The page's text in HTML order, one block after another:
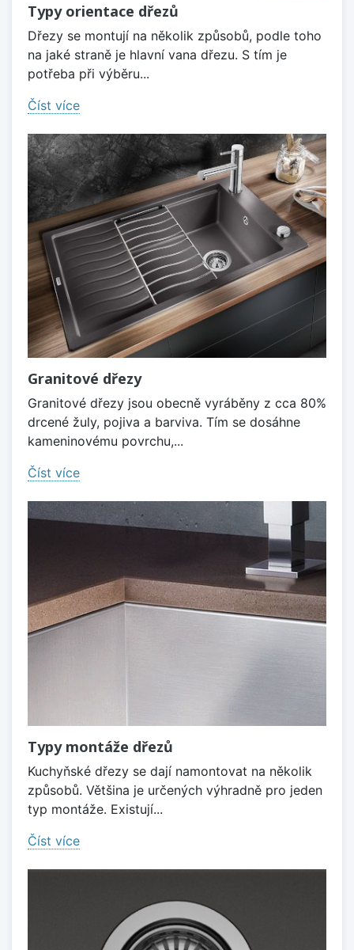
Typy orientace dřezů
Dřezy se montují na několik způsobů, podle toho
na jaké straně je hlavní vana dřezu. S tím je
potřeba při výběru...
Číst více
Granitové dřezy
Granitové dřezy jsou obecně vyráběny z cca 80%
drcené žuly, pojiva a barviva. Tím se dosáhne
kameninovému povrchu,...
Číst více
Typy montáže dřezů
Kuchyňské dřezy se dají namontovat na několik
způsobů. Většina je určených výhradně pro jeden
typ montáže. Existují...
Číst více